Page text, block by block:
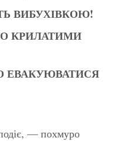
ВИБУХІВКОЮ!
КРИЛАТИМИ
ЕВАКУЮВАТИСЯ
— похмуро